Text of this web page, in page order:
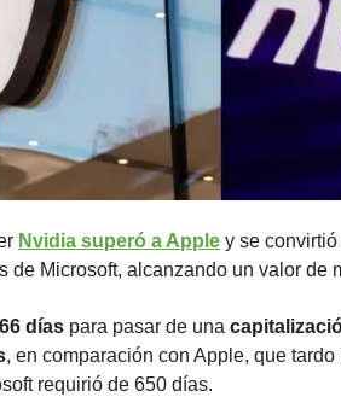
Nvidia superó a Apple y se convirtió
de Microsoft, alcanzando un valor de
días para pasar de una
, en comparación con Apple, que
requirió de 650 días.